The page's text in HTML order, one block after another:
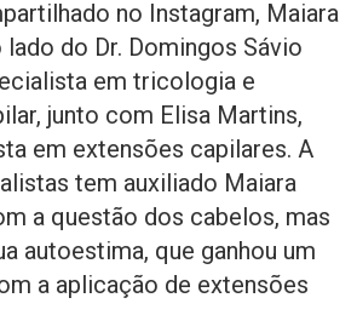
no Instagram, Maiara
lado do Dr. Domingos Sávio
em tricologia e
junto com Elisa Martins,
em extensões capilares. A
tem auxiliado Maiara
a questão dos cabelos, mas
autoestima, que ganhou um
a aplicação de extensões